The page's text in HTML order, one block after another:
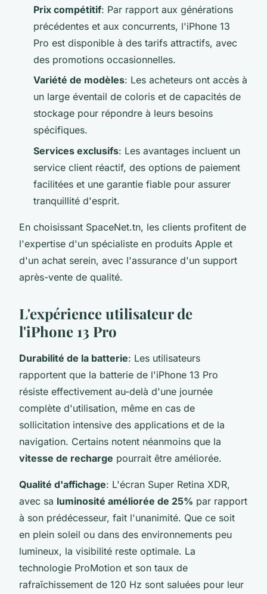
Prix compétitif: Par rapport aux générations
précédentes et aux concurrents, l'iPhone 13
Pro est disponible à des tarifs attractifs, avec
des promotions occasionnelles.
Variété de modèles: Les acheteurs ont accès à
un large éventail de coloris et de capacités de
stockage pour répondre à leurs besoins
spécifiques.
Services exclusifs: Les avantages incluent un
service client réactif, des options de paiement
facilitées et une garantie fiable pour assurer
tranquillité d'esprit.
En choisissant SpaceNet.tn, les clients profitent de
l'expertise d'un spécialiste en produits Apple et
d'un achat serein, avec l'assurance d'un support
après-vente de qualité.
L'expérience utilisateur de
l'iPhone 13 Pro
Durabilité de la batterie: Les utilisateurs
rapportent que la batterie de l'iPhone 13 Pro
résiste effectivement au-delà d'une journée
complète d'utilisation, même en cas de
sollicitation intensive des applications et de la
navigation. Certains notent néanmoins que la
vitesse de recharge pourrait être améliorée.
Qualité d'affichage: L'écran Super Retina XDR,
avec sa luminosité améliorée de 25% par rapport
à son prédécesseur, fait l'unanimité. Que ce soit
en plein soleil ou dans des environnements peu
lumineux, la visibilité reste optimale. La
technologie ProMotion et son taux de
rafraîchissement de 120 Hz sont saluées pour leur